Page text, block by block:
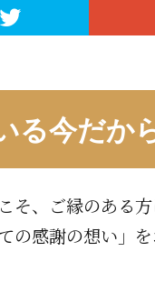
る今だか
そ、ご縁のある
の感謝の想い」